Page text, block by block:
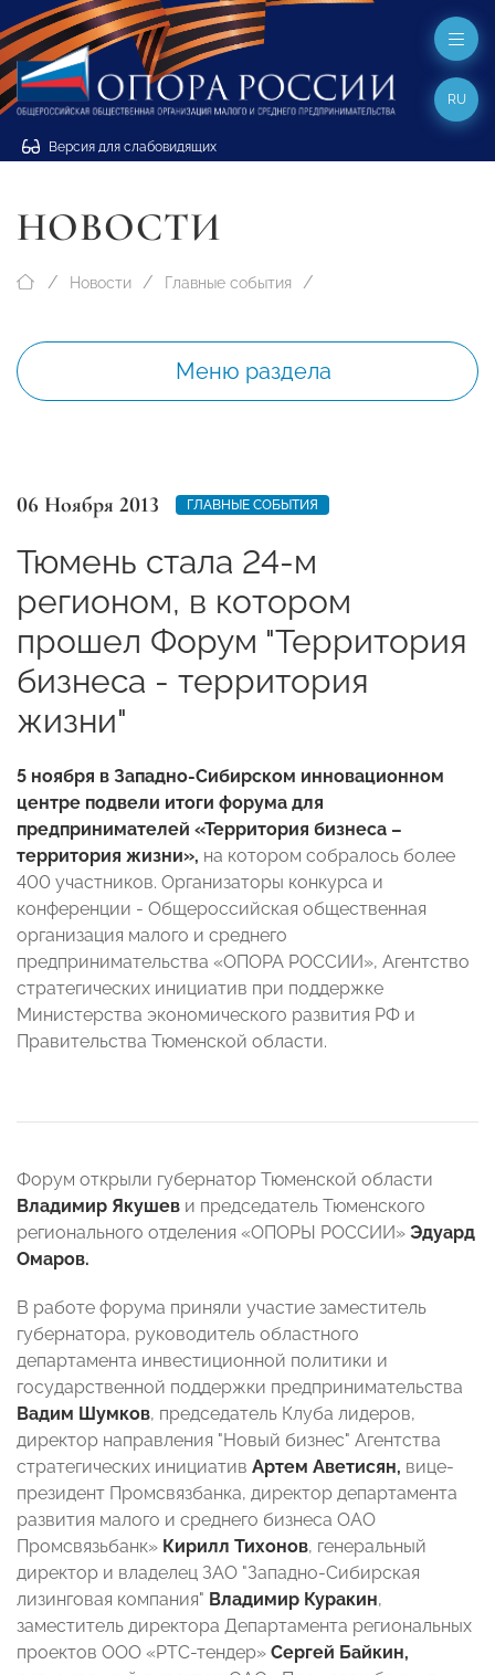
Версия для слабовидящих
RU
НОВОСТИ
Новости Главные события
Меню раздела
06 Ноября 2013 ГЛАВНЫЕ СОБЫТИЯ
Тюмень стала 24-м
регионом, в котором
прошел Форум "Территория
бизнеса - территория
жизни"
5 ноября в Западно-Сибирском инновационном
центре подвели итоги форума для
предпринимателей «Территория бизнеса –
территория жизни», на котором собралось более
400 участников. Организаторы конкурса и
конференции - Общероссийская общественная
организация малого и среднего
предпринимательства «ОПОРА РОССИИ», Агентство
стратегических инициатив при поддержке
Министерства экономического развития РФ и
Правительства Тюменской области.
Форум открыли губернатор Тюменской области
Владимир Якушев и председатель Тюменского
регионального отделения «ОПОРЫ РОССИИ» Эдуард
Омаров.
В работе форума приняли участие заместитель
губернатора, руководитель областного
департамента инвестиционной политики и
государственной поддержки предпринимательства
Вадим Шумков, председатель Клуба лидеров,
директор направления "Новый бизнес" Агентства
стратегических инициатив Артем Аветисян, вице-
президент Промсвязбанка, директор департамента
развития малого и среднего бизнеса ОАО
Промсвязьбанк» Кирилл Тихонов, генеральный
директор и владелец ЗАО "Западно-Сибирская
лизинговая компания" Владимир Куракин,
заместитель директора Департамента региональных
проектов ООО «РТС-тендер» Сергей Байкин,